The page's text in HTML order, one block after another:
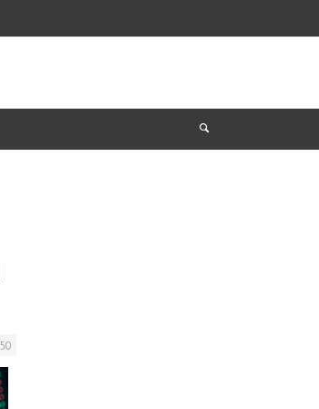
50